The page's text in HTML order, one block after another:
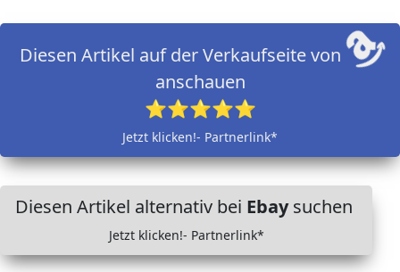
Diesen Artikel auf der Verkaufseite von
anschauen
⭐⭐⭐⭐⭐
Jetzt klicken!- Partnerlink*
Diesen Artikel alternativ bei Ebaysuchen
Jetzt klicken!- Partnerlink*